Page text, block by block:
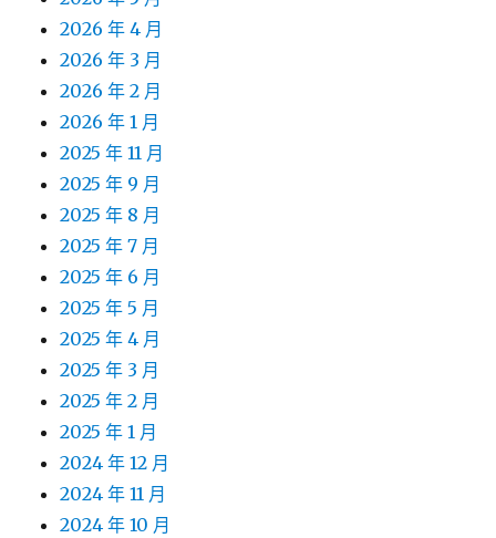
2026 年 4 月
2026 年 3 月
2026 年 2 月
2026 年 1 月
2025 年 11 月
2025 年 9 月
2025 年 8 月
2025 年 7 月
2025 年 6 月
2025 年 5 月
2025 年 4 月
2025 年 3 月
2025 年 2 月
2025 年 1 月
2024 年 12 月
2024 年 11 月
2024 年 10 月